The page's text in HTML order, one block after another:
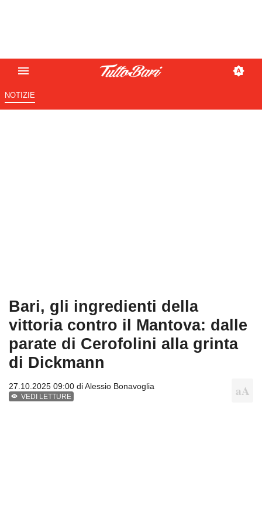
NOTIZIE
Bari, gli ingredienti della
vittoria contro il Mantova: dalle
parate di Cerofolini alla grinta
di Dickmann
27.10.2025 09:00 diAlessio Bonavoglia
VEDI LETTURE